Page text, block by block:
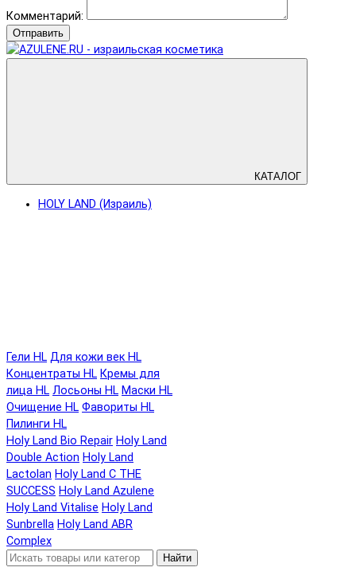
Комментарий:
Отправить
КАТАЛОГ
HOLY LAND (Израиль)
Гели HL Для кожи век HL
Концентраты HL Кремы для
лица HL Лосьоны HL Маски HL
Очищение HL Фавориты HL
Пилинги HL
Holy Land Bio Repair Holy Land
Double Action Holy Land
Lactolan Holy Land C THE
SUCCESS Holy Land Azulene
Holy Land Vitalise Holy Land
Sunbrella Holy Land ABR
Complex
Найти